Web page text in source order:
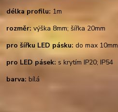
délka profilu: 1m
rozměr:výška 8mm; šířka 20mm
pro šířku LED pásku: do max 10mm
pro LED pásek:s krytím IP20; IP54
barva: bílá